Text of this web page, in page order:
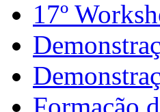
17º
Formação